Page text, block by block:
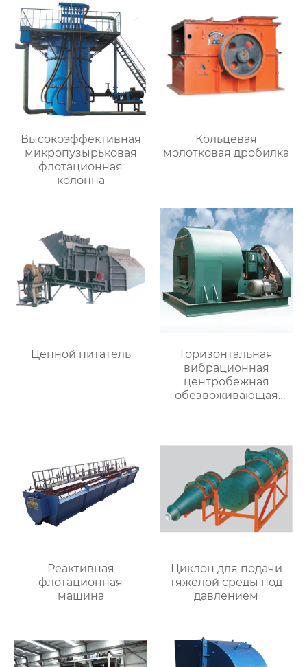
Высокоэффективная
микропузырьковая
флотационная
колонна
Кольцевая
молотковая дробилка
Цепной питатель
Горизонтальная
вибрационная
центробежная
обезвоживающая
Реактивная
флотационная
машина
Циклон для подачи
тяжелой среды под
давлением